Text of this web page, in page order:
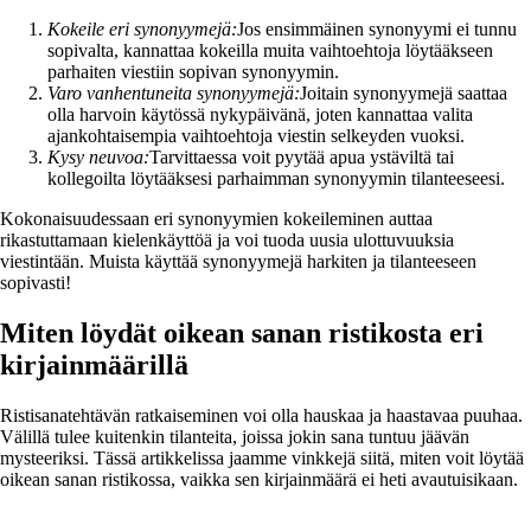
Kokeile eri synonyymejä:Jos ensimmäinen synonyymi ei tunnu
sopivalta, kannattaa kokeilla muita vaihtoehtoja löytääkseen
parhaiten viestiin sopivan synonyymin.
Varo vanhentuneita synonyymejä:Joitain synonyymejä saattaa
olla harvoin käytössä nykypäivänä, joten kannattaa valita
ajankohtaisempia vaihtoehtoja viestin selkeyden vuoksi.
Kysy neuvoa:Tarvittaessa voit pyytää apua ystäviltä tai
kollegoilta löytääksesi parhaimman synonyymin tilanteeseesi.
Kokonaisuudessaan eri synonyymien kokeileminen auttaa
rikastuttamaan kielenkäyttöä ja voi tuoda uusia ulottuvuuksia
viestintään. Muista käyttää synonyymejä harkiten ja tilanteeseen
sopivasti!
Miten löydät oikean sanan ristikosta eri
kirjainmäärillä
Ristisanatehtävän ratkaiseminen voi olla hauskaa ja haastavaa puuhaa.
Välillä tulee kuitenkin tilanteita, joissa jokin sana tuntuu jäävän
mysteeriksi. Tässä artikkelissa jaamme vinkkejä siitä, miten voit löytää
oikean sanan ristikossa, vaikka sen kirjainmäärä ei heti avautuisikaan.